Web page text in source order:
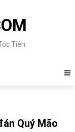
Tiên
Quý Mão